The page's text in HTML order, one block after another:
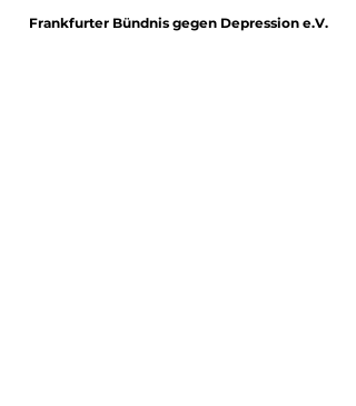
Frankfurter Bündnis gegen Depression e.V.